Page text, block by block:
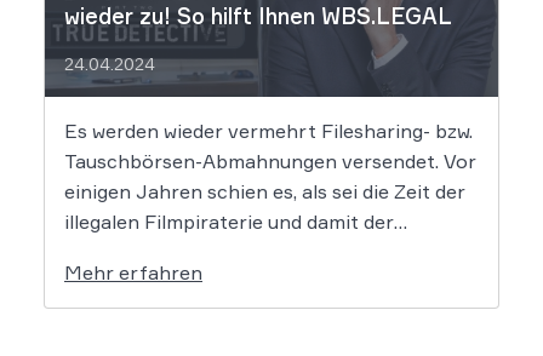
wieder zu! So hilft Ihnen WBS.LEGAL
24.04.2024
Es werden wieder vermehrt Filesharing- bzw.
Tauschbörsen-Abmahnungen versendet. Vor
einigen Jahren schien es, als sei die Zeit der
illegalen Filmpiraterie und damit der
ist nicht so. Vor allem die bekannte Kanzlei
Frommer.Legal sowie einige weitere
Mehr erfahren